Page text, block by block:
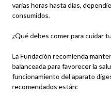
varias horas hasta días,
consumidos.
¿Qué debes comer para cuidar
La Fundación recomienda
balanceada para favorecer la
funcionamiento del aparato
recomendados están: